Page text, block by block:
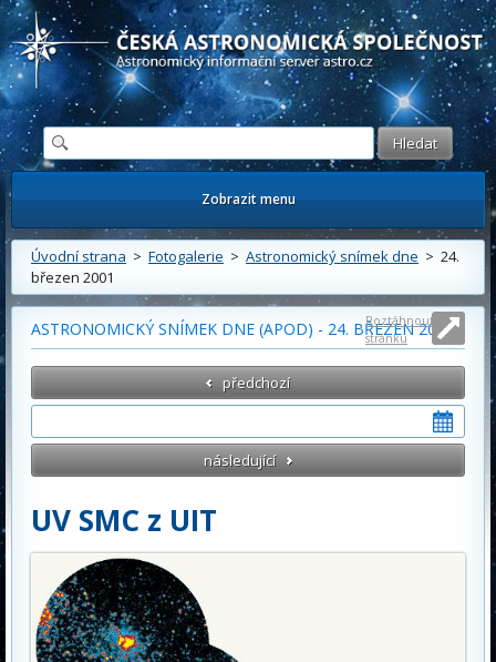
Česká astronomická společnost - Informační astronomický server
Zobrazit menu
Úvodní strana > Fotogalerie > Astronomický snímek dne > 24.
březen 2001
ASTRONOMICKÝ SNÍMEK DNE (APOD) - 24. BŘEZEN 2001
Roztáhnout
stránku
předchozí
následující
UV SMC z UIT